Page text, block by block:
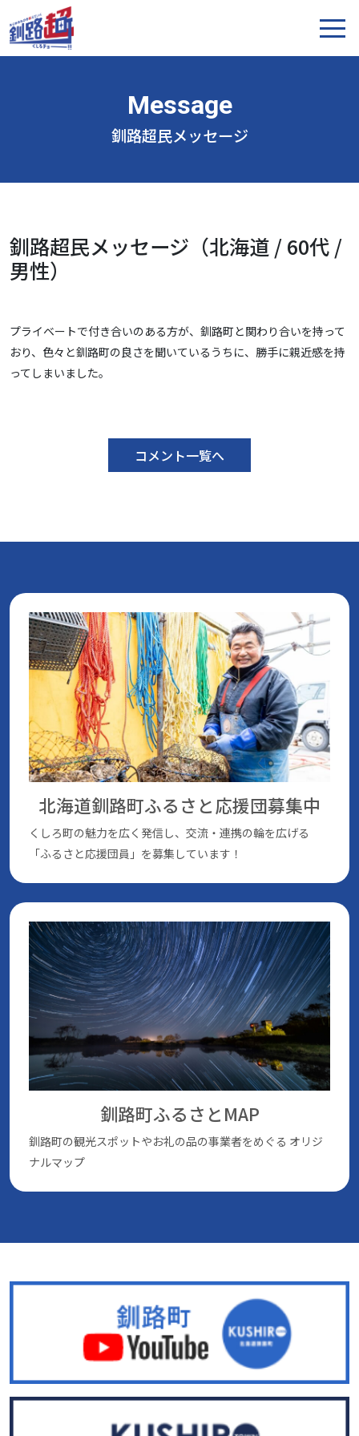
釧路超民メッセージ
釧路超民メッセージ（北海道 / 60代 /
男性）
プライベートで付き合いのある方が、釧路町と関わり合いを持って
おり、色々と釧路町の良さを聞いているうちに、勝手に親近感を持
ってしまいました。
コメント一覧へ
北海道釧路町ふるさと応援団募集中
くしろ町の魅⼒を広く発信し、交流・連携の輪を広げる
「ふるさと応援団員」を募集しています！
釧路町ふるさとMAP
釧路町の観光スポットやお礼の品の事業者をめぐる オリジ
ナルマップ